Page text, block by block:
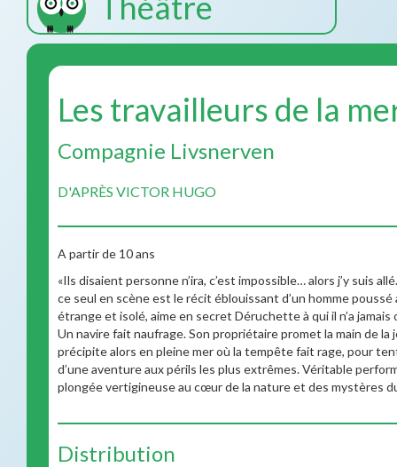
Les travailleurs de la
Compagnie Livsnerven
D'APRÈS VICTOR HUGO
A partir de 10 ans
«Ils disaient personne n’ira, c’est impossible… alors j’y suis
ce seul en scène est le récit éblouissant d’un homme
étrange et isolé, aime en secret Déruchette à qui il n’a
Un navire fait naufrage. Son propriétaire promet la main de
précipite alors en pleine mer où la tempête fait rage, pour
d’une aventure aux périls les plus extrêmes. Véritable
plongée vertigineuse au cœur de la nature et des mystères
Distribution